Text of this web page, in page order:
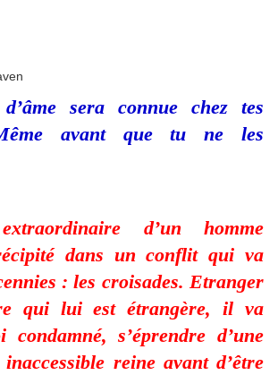
sera connue chez tes
avant que tu ne les
d’un homme
dans un conflit qui va
: les croisades. Etranger
qui lui est étrangère, il va
s’éprendre d’une
reine avant d’être